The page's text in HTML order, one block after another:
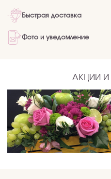
Быстрая доставка
Фото и уведомление
АКЦИИ И